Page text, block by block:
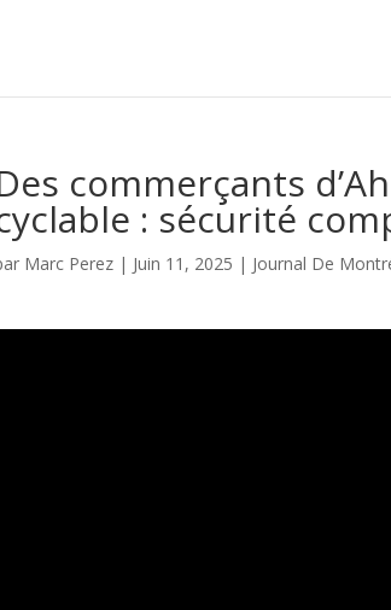
commerçants
: sécurité
Marc Perez | Juin 11, 2025 | Journal De